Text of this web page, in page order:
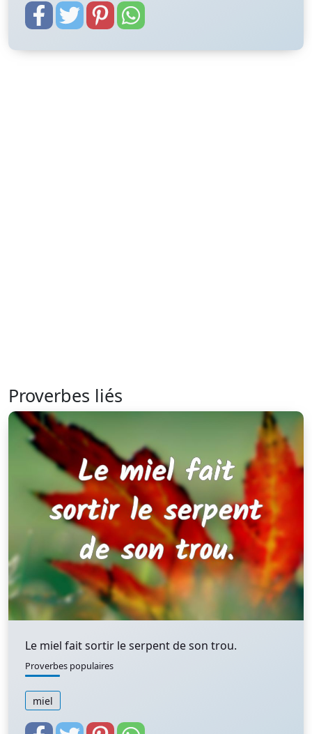
Proverbes liés
Le miel fait sortir le serpent de son trou.
Proverbes populaires
miel